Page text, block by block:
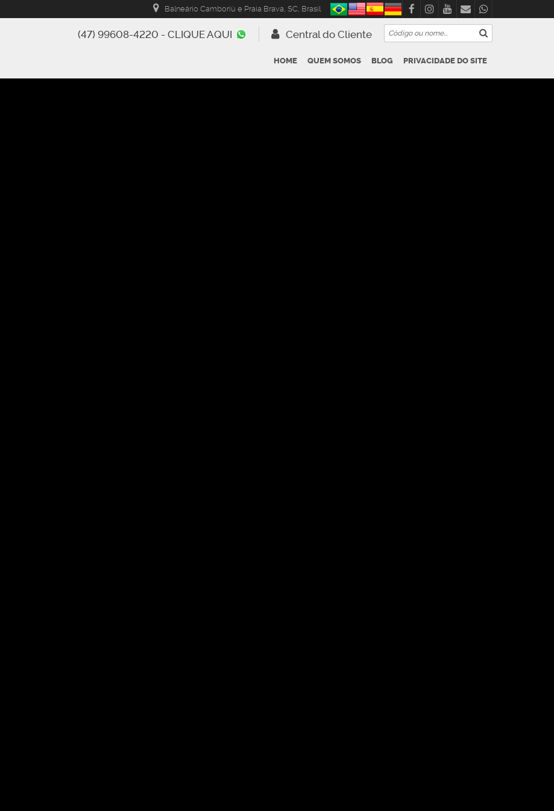
Balneário Camboriú e Praia Brava, SC, Brasil
Central do Cliente
(47) 99608-4220 - CLIQUE AQUI
PRIVACIDADE DO SITE
BLOG
QUEM SOMOS
HOME